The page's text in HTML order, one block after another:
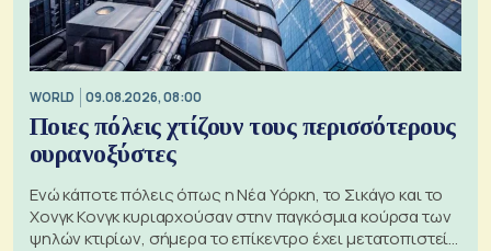
WORLD 09.08.2026, 08:00
Ποιες πόλεις χτίζουν τους περισσότερους
ουρανοξύστες
Ενώ κάποτε πόλεις όπως η Νέα Υόρκη, το Σικάγο και το
Χονγκ Κονγκ κυριαρχούσαν στην παγκόσμια κούρσα των
ψηλών κτιρίων, σήμερα το επίκεντρο έχει μετατοπιστεί